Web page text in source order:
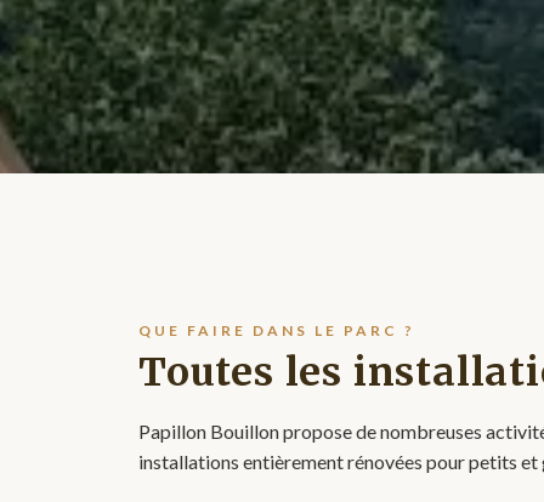
QUE FAIRE DANS LE PARC ?
Toutes les
Papillon Bouillon propose de nombreuses
installations entièrement rénovées pour petits et